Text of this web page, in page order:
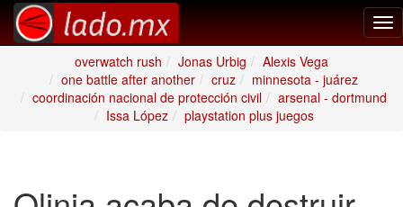
overwatch rush
Jonas Urbig
Alexis Vega
one battle after another
cruz
minnesota - juárez
coordinación nacional de protección civil
arsenal - dortmund
Issa López
playstation plus juegos